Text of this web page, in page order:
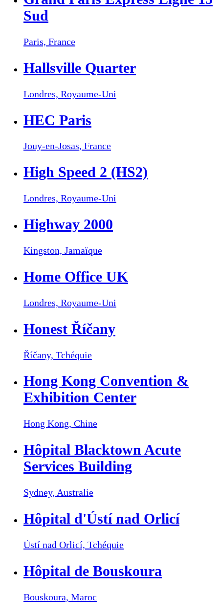
Sud
Paris, France
Hallsville Quarter
Londres, Royaume-Uni
HEC Paris
Jouy-en-Josas, France
High Speed 2 (HS2)
Londres, Royaume-Uni
Highway 2000
Kingston, Jamaïque
Home Office UK
Londres, Royaume-Uni
Honest Říčany
Říčany, Tchéquie
Hong Kong Convention &
Exhibition Center
Hong Kong, Chine
Hôpital Blacktown Acute
Services Building
Sydney, Australie
Hôpital d'Ústí nad Orlicí
Ústí nad Orlicí, Tchéquie
Hôpital de Bouskoura
Bouskoura, Maroc